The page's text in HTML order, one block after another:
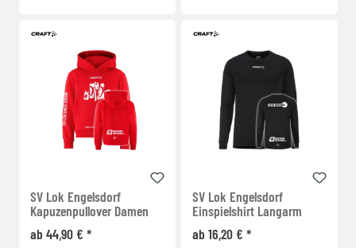
SV Lok Engelsdorf
Kapuzenpullover Damen
ab 44,90 € *
SV Lok Engelsdorf
Einspielshirt Langarm
ab 16,20 € *